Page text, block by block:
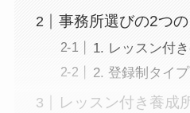
事務所選びの2つ
1. レッスン付
2. 登録制タイプ
レッスン付き養成